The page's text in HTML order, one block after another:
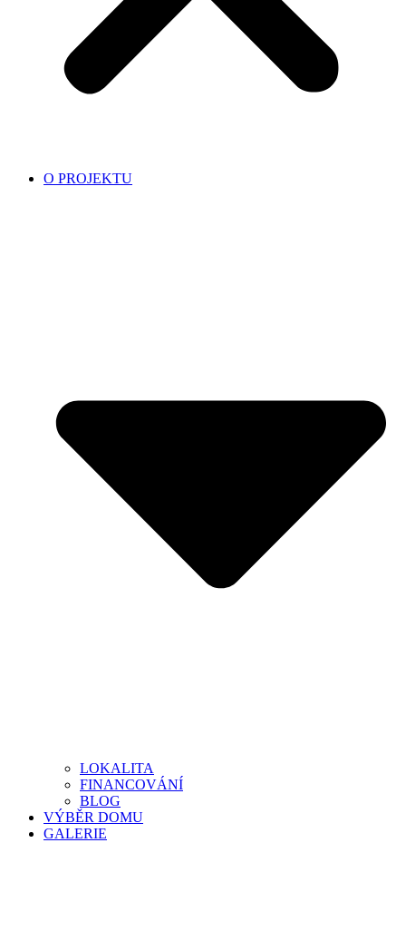
O PROJEKTU
LOKALITA
FINANCOVÁNÍ
BLOG
VÝBĚR DOMU
GALERIE